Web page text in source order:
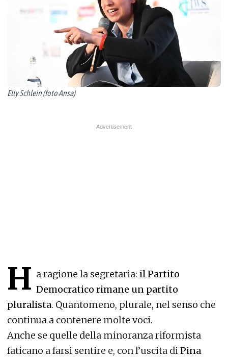
Elly Schlein (foto Ansa)
H a ragione la segretaria: il Partito
Democratico rimane un partito
pluralista. Quantomeno, plurale, nel senso che
continua a contenere molte voci.
Anche se quelle della minoranza riformista
faticano a farsi sentire e, con l’uscita diPina